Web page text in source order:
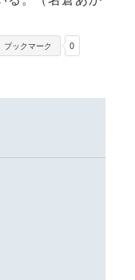
0
ブックマーク